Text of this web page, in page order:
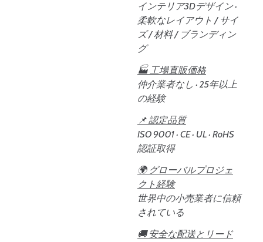
インテリア3Dデザイン ·
柔軟なレイアウト / サイ
ズ / 材料 / ブランディン
グ
🏭 工場直販価格
仲介業者なし · 25年以上
の経験
📌 認定品質
ISO 9001 · CE · UL · RoHS
認証取得
🌍 グローバルプロジェ
クト経験
世界中の小売業者に信頼
されている
🚚 安全な配送とリード